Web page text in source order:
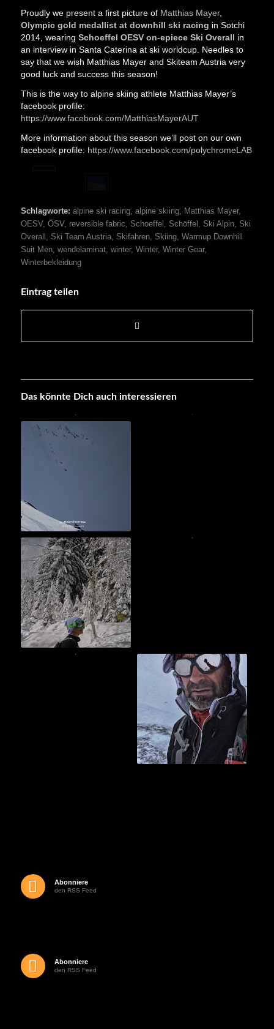
Proudly we present a first picture of Matthias Mayer,
Olympic gold medallist at downhill ski racing in Sotchi
2014, wearing Schoeffel OESV on-epiece Ski Overall in
an interview in Santa Caterina at ski worldcup. Needles to
say that we wish Matthias Mayer and Skiteam Austria very
good luck and success this season!
This is the way to alpine skiing athlete Matthias Mayer’s
facebook profile:
https://www.facebook.com/MatthiasMayerAUT
More information about this season we’ll post on our own
facebook profile: https://www.facebook.com/polychromeLAB
Schlagworte: alpine ski racing, alpine skiing, Matthias Mayer,
OESV, ÖSV, reversible fabric Schoeffel Schöffel Ski Alpin,
Ski
Overall
Ski Team Austria, Skifahren, Skiing, Warmup Downhill
Suit Men, wendelaminat, winter, Winter, Winter Gear,
Winterbekleidung
Eintrag teilen
Das könnte Dich auch interessieren
Abonniere
den RSS Feed
Abonniere
den RSS Feed